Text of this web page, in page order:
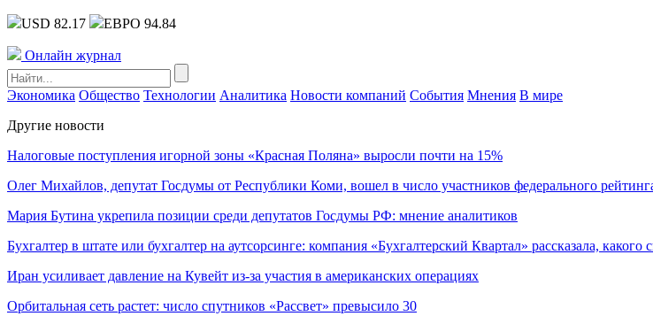
USD 82.17 ЕВРО 94.84
Онлайн журнал
Экономика Общество Технологии Аналитика Новости компаний События Мнения В мире
Другие новости
Налоговые поступления игорной зоны «Красная Поляна» выросли почти на 15%
Олег Михайлов, депутат Госдумы от Республики Коми, вошел в число участников федерального
Мария Бутина укрепила позиции среди депутатов Госдумы РФ: мнение аналитиков
Бухгалтер в штате или бухгалтер на аутсорсинге: компания «Бухгалтерский Квартал» рассказала, какого
Иран усиливает давление на Кувейт из-за участия в американских операциях
Орбитальная сеть растет: число спутников «Рассвет» превысило 30